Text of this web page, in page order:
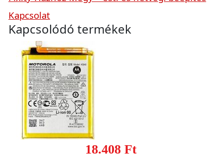
Kapcsolat
Kapcsolódó termékek
18.408 Ft